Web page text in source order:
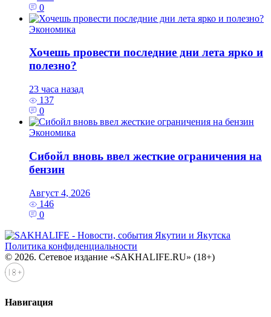
0
Экономика
Хочешь провести последние дни лета ярко и
полезно?
23 часа назад
137
0
Экономика
Сибойл вновь ввел жесткие ограничения на
бензин
Август 4, 2026
146
0
Политика конфиденциальности
© 2026. Сетевое издание «SAKHALIFE.RU» (18+)
Навигация